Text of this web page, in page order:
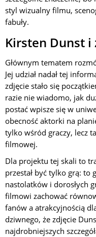
styl wizualny filmu,
fabuły.
Kirsten Dunst i
Głównym tematem
Jej udział nadał tej
zdjęcie stało się
razie nie wiadomo, jak
postać wpisze się w
obecność aktorki na
tylko wśród graczy, lecz
filmowej.
Dla projektu tej skali to
przestał być tylko grą: to
nastolatków i dorosłych
filmowi zachować
fanów a atrakcyjnością
dziwnego, że zdjęcie
najdrobniejszych